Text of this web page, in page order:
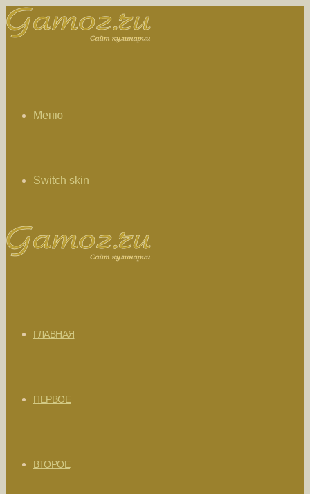
Меню
Switch skin
ГЛАВНАЯ
ПЕРВОЕ
ВТОРОЕ